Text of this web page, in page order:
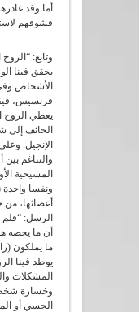
أما وقد
فشوقهم
وتابع:
يحقق فينا
الأشخاص وفي
فرنسيس،
يعطي الروح
الخائف إلى
الإنجيل.
والتناغم
المسيحية
أعضائها، من
الرسل: “فلم
أن ما يخصه
يوطد فينا
المشكلات
وخسارة شخص
الحسي أو